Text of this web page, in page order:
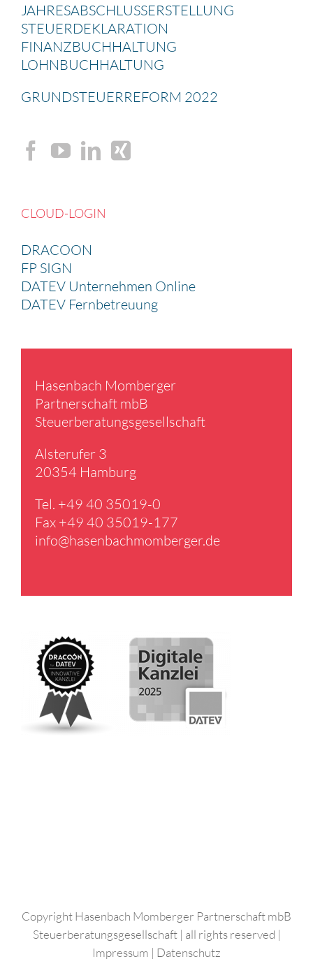
JAHRES­AB­SCHLUSS­ERSTEL­LUNG
STEUER­DE­KLA­RA­TION
FINANZ­BUCH­HAL­TUNG
LOHNBUCH­HAL­TUNG
GRUND­STEU­ER­RE­FORM 2022
CLOUD-LOGIN
DRACOON
FP SIGN
DATEV Unternehmen Online
DATEV Fernbetreuung
Hasen­bach Momberger
Partner­schaft mbB
Steuer­be­ra­tungs­ge­sell­schaft
Alster­ufer 3
20354 Hamburg
Tel. +49 40 35019-0
Fax +49 40 35019-177
info@​hasenbachmomberger.​de
Copyright Hasenbach Momberger Partnerschaft mbB
Steuerberatungsgesellschaft | all rights reserved |
Impressum | Datenschutz